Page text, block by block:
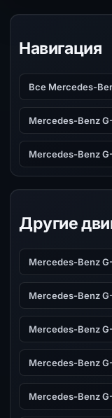
Навигация
Все Mercedes-
Mercedes-Benz
Mercedes-Benz
Другие
Mercedes-Benz
Mercedes-Benz
Mercedes-Benz
Mercedes-Benz
Mercedes-Benz